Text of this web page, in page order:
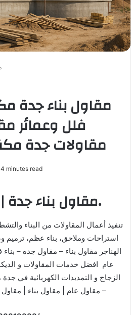
مقاول بناء جدة
فلل وعمائر
مقاولات جدة
4 minutes read
مقاول بناء جدة | مقاول بناء.
تنفيذ أعمال المقاولات من البناء
استراحات وملاحق، بناء عظم، ترميم
الهناجر مقاول بناء – مقاول جده –
عام افضل خدمات المقاولات و
الزجاج و التمديدات الكهربائية في
– مقاول عام | مقاول بناء |